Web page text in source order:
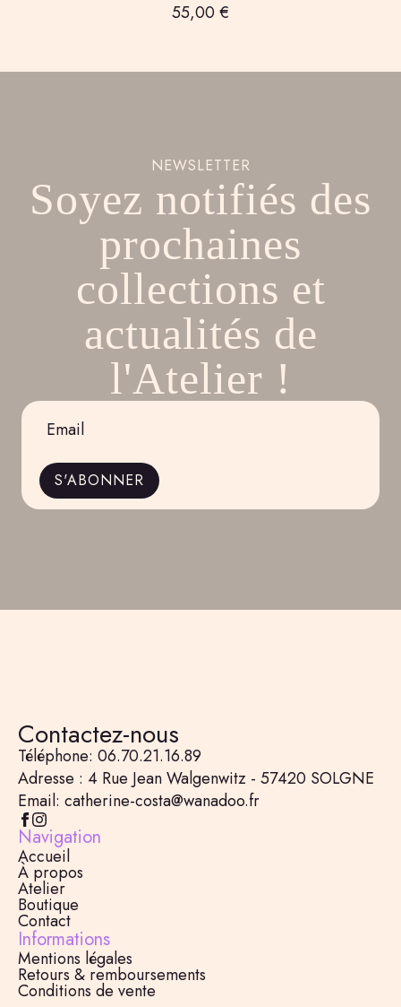
55,00 €
NEWSLETTER
Soyez notifiés des
prochaines
collections et
actualités de
l'Atelier !
*
S'ABONNER
Contactez-nous
Téléphone: 06.70.21.16.89
Adresse : 4 Rue Jean Walgenwitz - 57420 SOLGNE
Email: catherine-costa@wanadoo.fr
Navigation
Accueil
À propos
Atelier
Boutique
Contact
Informations
Mentions légales
Retours & remboursements
Conditions de vente